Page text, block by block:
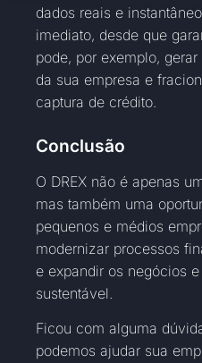
dados reais e
imediato, desde que
pode, por exemplo,
da sua empresa e
captura de crédito.
Conclusão
O DREX não é apenas
mas também uma
pequenos e médios
modernizar processos
e expandir os negócios
sustentável.
Ficou com alguma
podemos ajudar sua